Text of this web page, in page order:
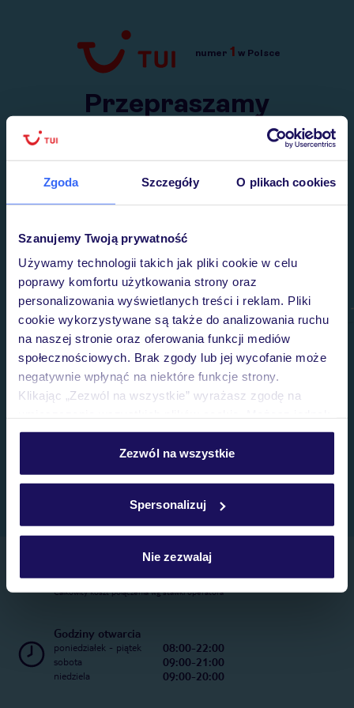
Zgoda Szczegóły O plikach cookies
Szanujemy Twoją prywatność
Używamy technologii takich jak pliki cookie w celu
poprawy komfortu użytkowania strony oraz
personalizowania wyświetlanych treści i reklam. Pliki
cookie wykorzystywane są także do analizowania ruchu
na naszej stronie oraz oferowania funkcji mediów
społecznościowych. Brak zgody lub jej wycofanie może
negatywnie wpłynąć na niektóre funkcje strony.
Klikając „Zezwól na wszystkie” wyrażasz zgodę na
personalizować swój wybór wchodząc w zakładkę
Szczegółowe informacje o plikach cookie znajdziesz
Zezwól na wszystkie
Spersonalizuj
Nie zezwalaj
Przejdź do TUI.pl
numer 1 w Polsce
Przepraszamy
Wysłaliśmy nasz serwis na krótkie wakacje.
Telefoniczne Centrum Rezerwacji
22 270 31 20
Całkowity koszt połączenia wg stawki operatora
Godziny otwarcia
poniedziałek - piątek 08:00-22:00
sobota 09:00-21:00
niedziela 09:00-20:00